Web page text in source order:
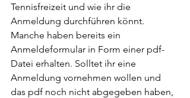
Tennisfreizeit und wie ihr die
Anmeldung durchführen könnt.
Manche haben bereits ein
Anmeldeformular in Form einer pdf-
Datei erhalten. Solltet ihr eine
Anmeldung vornehmen wollen und
das pdf noch nicht abgegeben haben,